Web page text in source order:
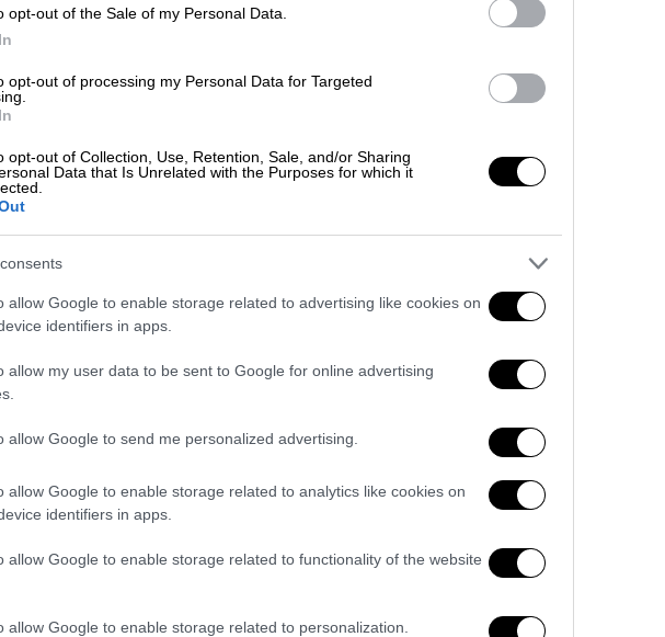
opt-out of the Sale of my Personal Data.
opt-out of processing my Personal Data for Targeted
opt-out of Collection, Use, Retention, Sale, and/or Sharing
Data that Is Unrelated with the Purposes for which it
allow Google to enable storage related to advertising like cookies on
identifiers in apps.
allow my user data to be sent to Google for online advertising
allow Google to send me personalized advertising.
allow Google to enable storage related to analytics like cookies on
identifiers in apps.
allow Google to enable storage related to functionality of the website
allow Google to enable storage related to personalization.
κρέατα και ποιότητα
ικανοποιημένοι, αναμένοντας κορύφωση
, σύμφωνα με το Mega. «Η αγορά έχει
Είμαστε αρκετοί παραπάνω από
αν θα είναι καλύτερη ή
το μεσημέρι», δήλωσε οΑνδρέας
Αγοράς
το κιλό.
ευρώ το κιλό.
το κιλό.
με το
από τα 5 ευρώ και των αμνοεριφίων έως
και να μην ακούει τις φήμες για
όλα τα είδη και πουλερικά και χοιρινό και
της πανελλήνιας ομοσπονδίας